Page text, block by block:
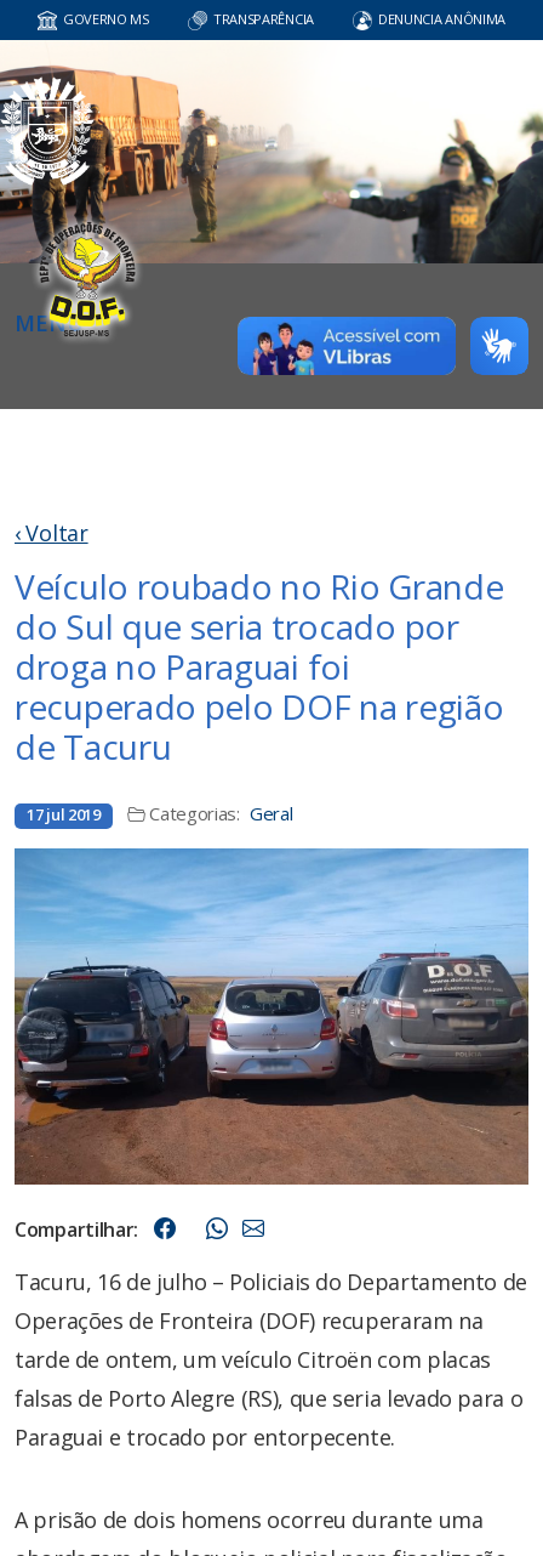
GOVERNO MS TRANSPARÊNCIA DENUNCIA ANÔNIMA
MENU
‹ Voltar
Veículo roubado no Rio Grande
do Sul que seria trocado por
droga no Paraguai foi
recuperado pelo DOF na região
de Tacuru
17 jul 2019 Categorias: Geral
Compartilhar:
Tacuru, 16 de julho – Policiais do Departamento de
Operações de Fronteira (DOF) recuperaram na
tarde de ontem, um veículo Citroën com placas
falsas de Porto Alegre (RS), que seria levado para o
Paraguai e trocado por entorpecente.
A prisão de dois homens ocorreu durante uma